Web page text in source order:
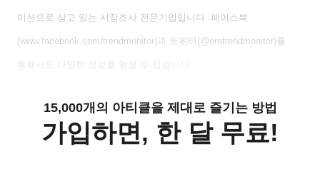
미션으로 삼고 있는 시장조사 전문기업입니다 페이스북
(www.facebook.com/trendmonitor)과 트위터 (@emtrendmonitor)를
통해서도 다양한 정보를 얻을 수 있습니다
15,000개의 아티클을 제대로 즐기는 방법
가입하면, 한 달 무료!